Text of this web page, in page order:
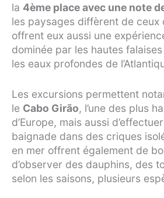
la 4ème place avec une note
les paysages diffèrent de ceux
offrent eux aussi une
dominée par les hautes
les eaux profondes de
Les excursions permettent
le Cabo Girão, l’une des plus
d’Europe, mais aussi
baignade dans des criques
en mer offrent également de
d’observer des dauphins, des
selon les saisons, plusieurs